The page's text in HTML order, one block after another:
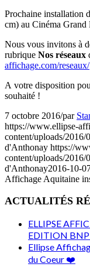
Prochaine installation
cm) au Cinéma Grand
Nous vous invitons à
rubrique Nos réseaux
affichage.com/reseaux/
A votre disposition
souhaité !
7 octobre 2016/par
https://www.ellipse-
content/uploads/
d'Anthonay https://
content/uploads/
d'Anthonay2016-10-
Affichage Aquitaine
ACTUALITÉS
ELLIPSE
EDITION BNP
Ellipse
du Coeur ❤️